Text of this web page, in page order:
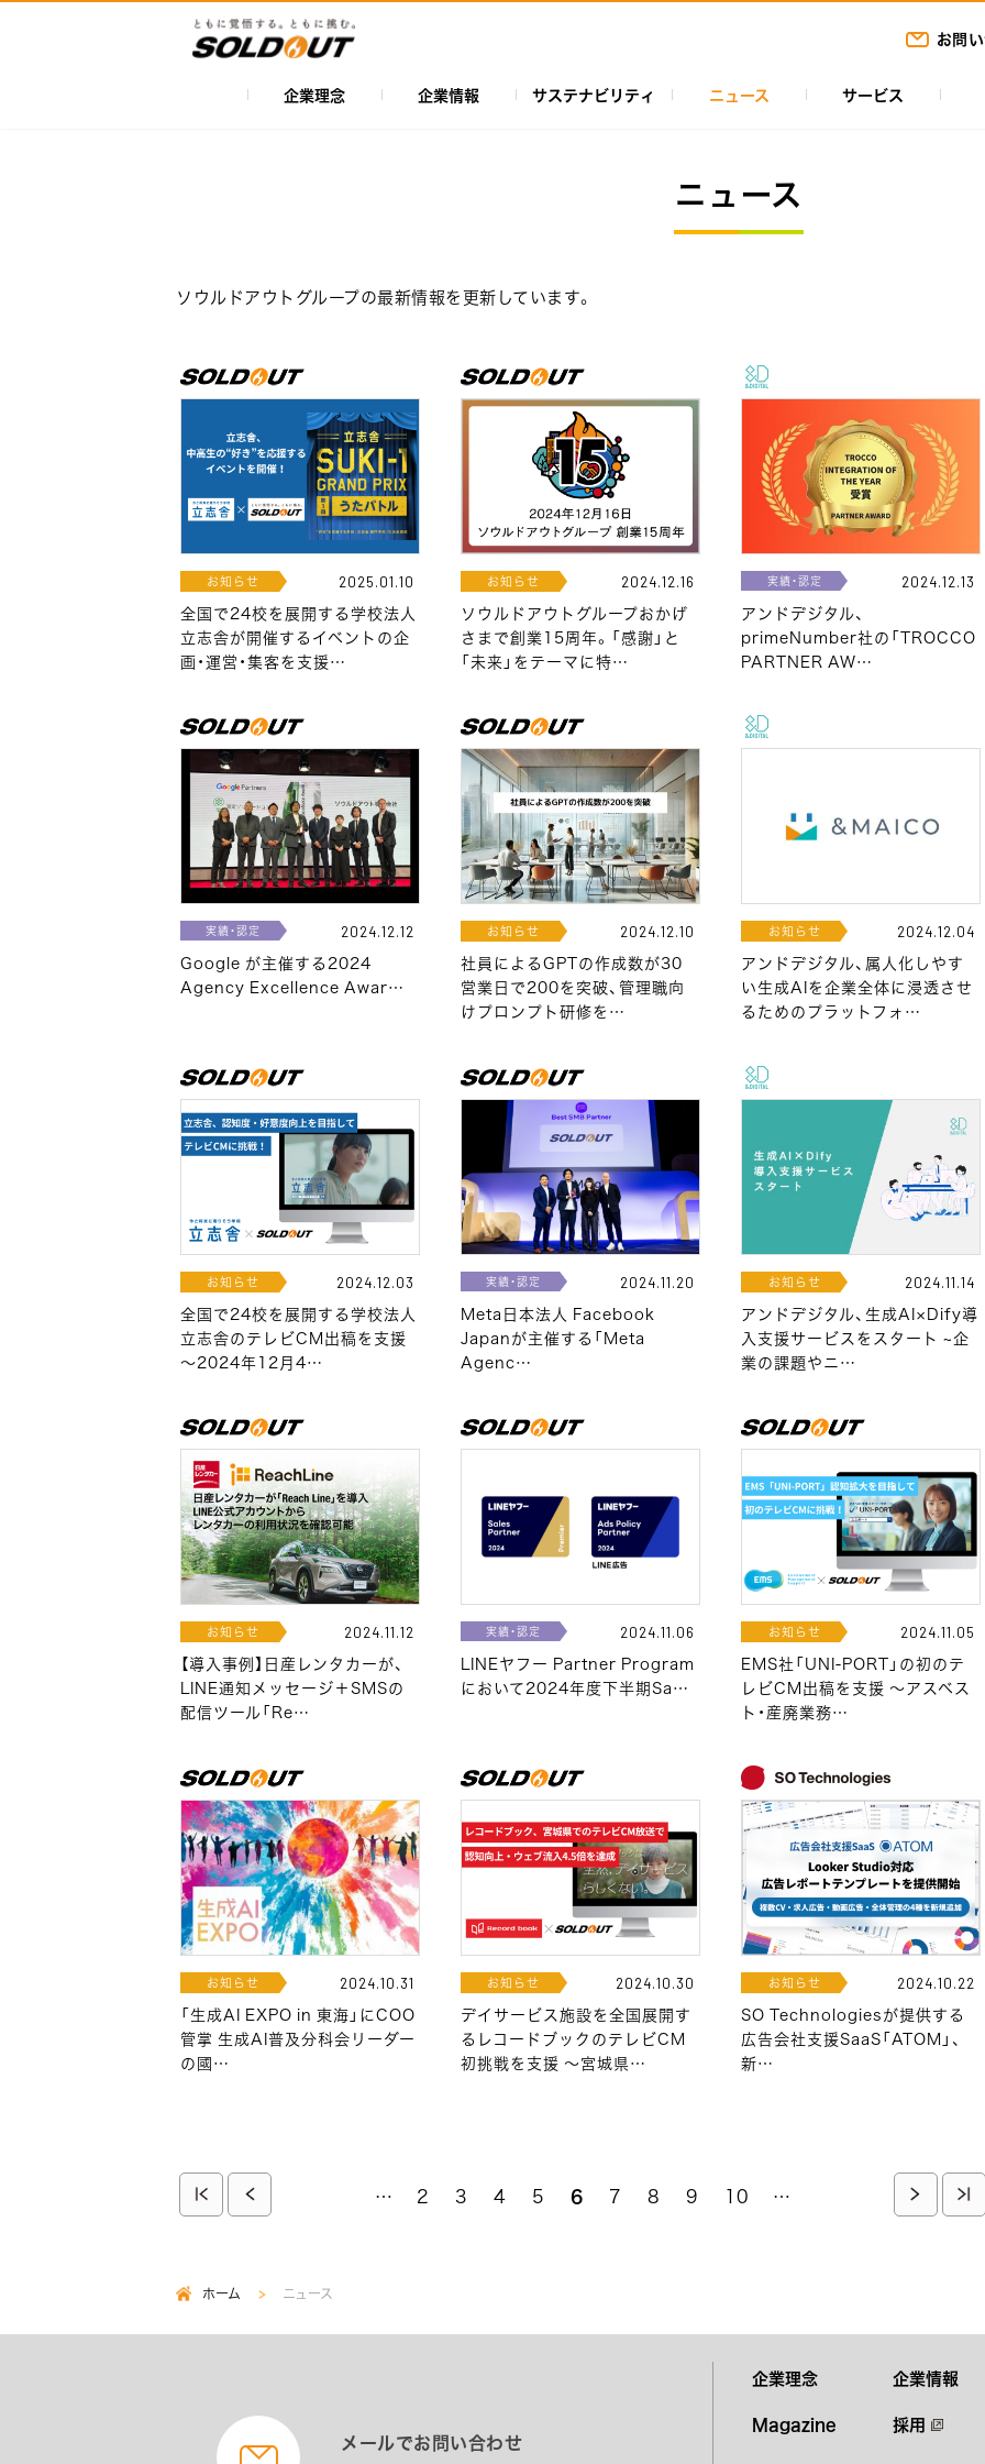
お問
ー
ョ
企業理念 企業情報 サステナビリティ ニュース サービス
ニュース
ソウルドアウトグループの最新情報を更新しています。
お知らせ 2025.01.10
全国で24校を展開する学校法人
立志舎が開催するイベントの企
画・運営・集客を支援…
お知らせ 2024.12.16
ソウルドアウトグループおかげ
さまで創業15周年。「感謝」と
「未来」をテーマに特…
実績・認定 2024.12.13
アンドデジタル、
primeNumber社の「TROCCO
PARTNER AW…
実績・認定 2024.12.12
Google が主催する2024
Agency Excellence Awar…
お知らせ 2024.12.10
社員によるGPTの作成数が30
営業日で200を突破、管理職向
けプロンプト研修を…
お知らせ 2024.12.04
アンドデジタル、属人化しやす
い生成AIを企業全体に浸透させ
るためのプラットフォ…
お知らせ 2024.12.03
全国で24校を展開する学校法人
立志舎のテレビCM出稿を支援
～2024年12月4…
実績・認定 2024.11.20
Meta日本法人 Facebook
Japanが主催する「Meta
Agenc…
お知らせ 2024.11.14
アンドデジタル、生成AI×Dify導
入支援サービスをスタート ~企
業の課題やニ…
お知らせ 2024.11.12
【導入事例】日産レンタカーが、
LINE通知メッセージ＋SMSの
配信ツール「Re…
実績・認定 2024.11.06
LINEヤフー Partner Program
において2024年度下半期Sa…
お知らせ 2024.11.05
EMS社「UNI-PORT」の初のテ
レビCM出稿を支援 ～アスベス
ト・産廃業務…
お知らせ 2024.10.31
「生成AI EXPO in 東海」にCOO
管掌 生成AI普及分科会リーダー
の國…
お知らせ 2024.10.30
デイサービス施設を全国展開す
るレコードブックのテレビCM
初挑戦を支援 ～宮城県…
お知らせ 2024.10.22
SO Technologiesが提供する
広告会社支援SaaS「ATOM」、
新…
ー
り
先
ペ
ー
前
ー
ジ
…
ペ
2
ペ
3
ペ
4
ペ
5
カ
ー
6
ペ
7
ペ
8
ペ
9
ペ
10 …
次
ジ
最
ー
ジ
パ
ン
ホーム ニュース
メールでお問い合わせ
企業理念
企業情報
Magazine
採用